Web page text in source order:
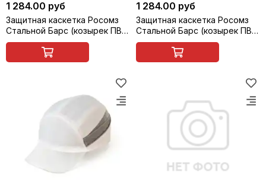
1 284.00 руб
Защитная каскетка Росомз
Стальной Барс (козырек ПВХ,
прозрачно-серый, 65 мм),
желтая, арт. 92315
1 284.00 руб
Защитная каскетка Росомз
Стальной Барс (козырек ПВХ,
прозрачно-серый, 65 мм),
красная, арт. 92316